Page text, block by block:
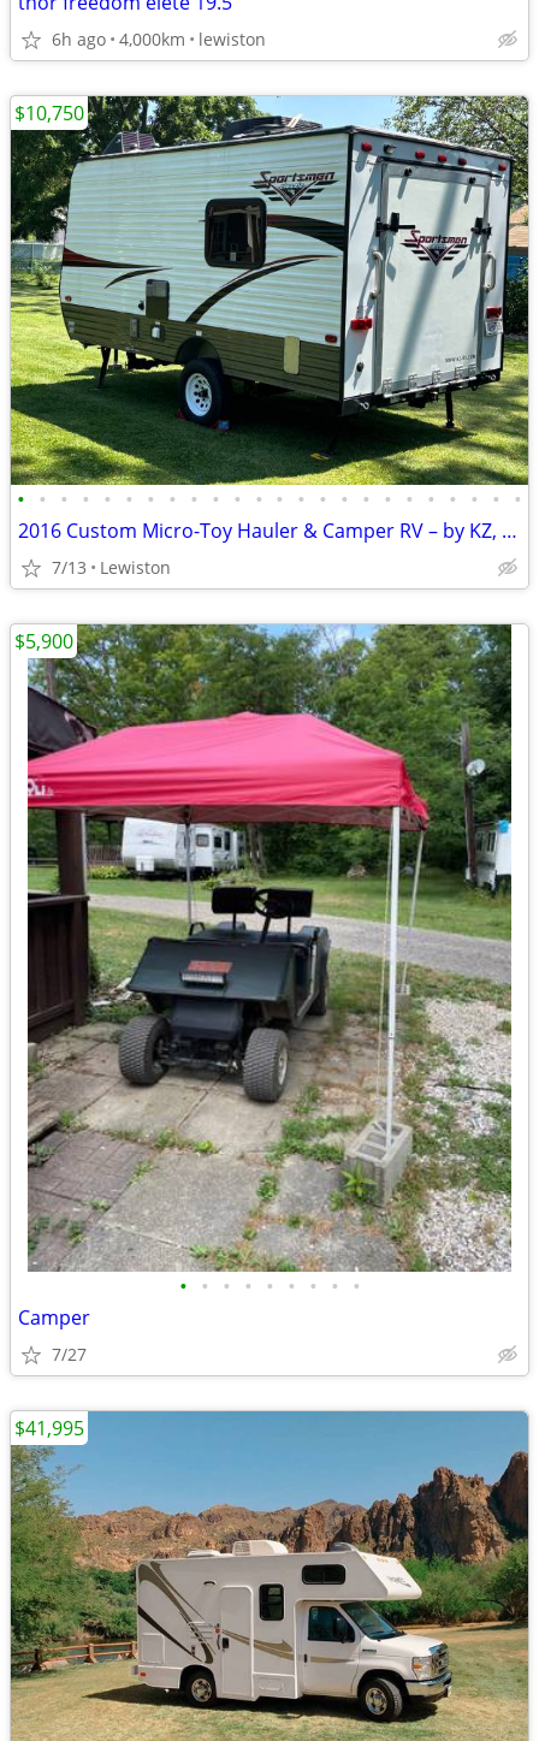
6h ago 4,000km lewiston
• • • • • • • • • • • • • • • • • • • • • • • •
2016 Custom Micro-Toy Hauler & Camper RV – by KZ, now only:
7/13 Lewiston
$10,750
• • • • • • • • •
Camper
7/27
$5,900
$41,995